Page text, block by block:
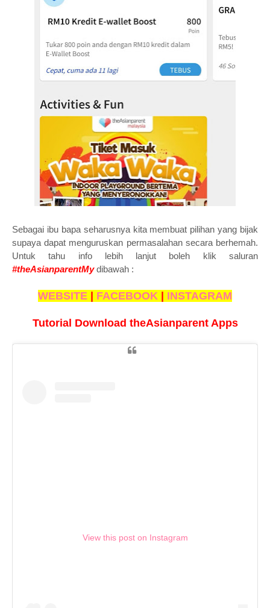
Sebagai ibu bapa seharusnya kita membuat pilihan yang bijak
supaya dapat menguruskan permasalahan secara berhemah.
Untuk tahu info lebih lanjut boleh klik saluran
#theAsianparentMydibawah :
WEBSITE FACEBOOK INSTAGRAM
Tutorial Download theAsianparent Apps
View this post on Instagram